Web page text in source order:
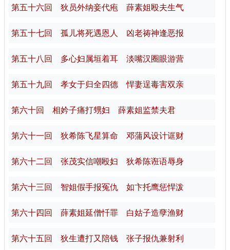
第五十六回 狄员外纳妾代疱 薛素姐殴夫生气
第五十七回 孤儿将死遇恩人 凶老祷神逢恶报
第五十八回 多心妇属垣着耳 淡嘴汉圈眼游营
第五十九回 孝女于归全四德 悍妻逞毒害双亲
第六十回 相妗子痛打甥妇 薛素姐监禁夫君
第六十一回 狄希陈飞星算命 邓蒲风设计诓财
第六十二回 张茂实信嘲殴妇 狄希陈诳语辱身
第六十三回 智姐假手报冤仇 如卞托鹰惩悍泼
第六十四回 薛素姐延僧忏罪 白姑子造孽渔财
第六十五回 狄生遭打又陪钱 张子报仇兼射利